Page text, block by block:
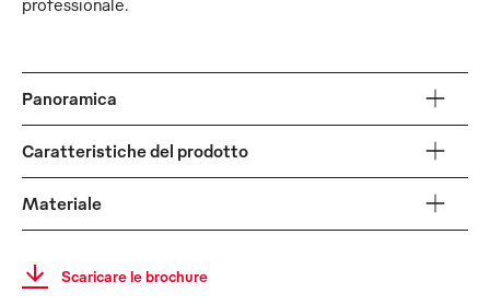
Panoramica
Caratteristiche del prodotto
Materiale
Scaricare le brochure